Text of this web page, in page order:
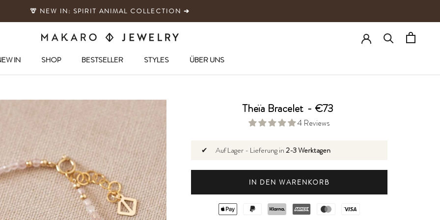
🦒 NEW IN: SPIRIT ANIMAL COLLECTION ➔
IN
SHOP
BESTSELLER
STYLES ÜBER UNS
Theïa Bracelet - €73
4 Reviews
✔ Auf Lager - Lieferung in2-3 Werktagen
IN DEN WARENKORB